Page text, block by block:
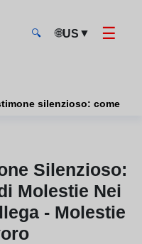
🔍 🌐US ▼ ☰
silenzioso: come
Silenzioso:
Molestie Nei
- Molestie